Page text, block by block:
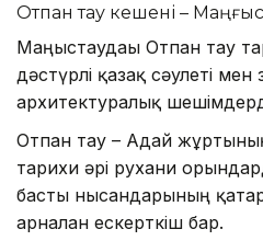
Отпан тау кешені –
Маңғыстаудағы Отпан тау
дәстүрлі қазақ сәулеті мен
архитектуралық
Отпан тау – Адай жұртының
тарихи әрі рухани
басты нысандарының
арналған ескерткіш бар.